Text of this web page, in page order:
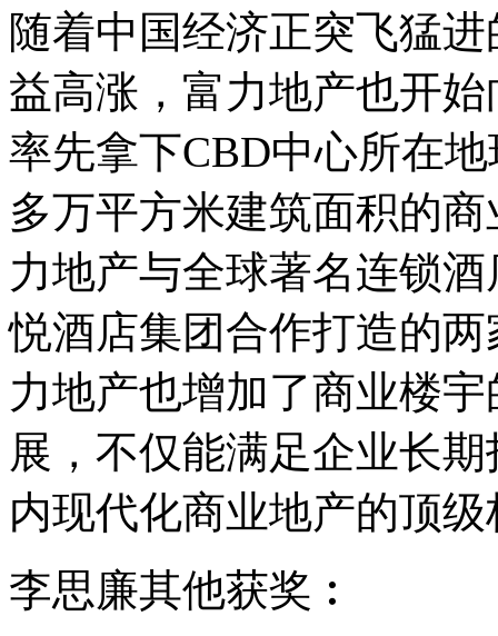
随着中国经济正突飞猛
益高涨，富力地产也开
率先拿下CBD中心所在
多万平方米建筑面积的
力地产与全球著名连锁
悦酒店集团合作打造的
力地产也增加了商业楼
展，不仅能满足企业长
内现代化商业地产的顶
李思廉其他获奖︰